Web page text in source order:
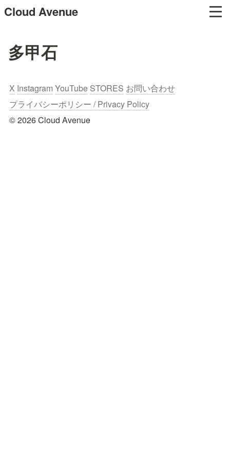
Cloud Avenue
多甲石
X Instagram YouTube STORES お問い合わせ
プライバシーポリシー / Privacy Policy
© 2026 Cloud Avenue